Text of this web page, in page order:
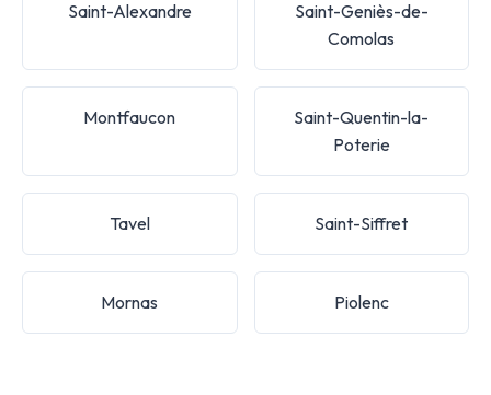
Saint-Alexandre
Saint-Geniès-de-
Comolas
Montfaucon
Saint-Quentin-la-
Poterie
Tavel Saint-Siffret
Mornas Piolenc